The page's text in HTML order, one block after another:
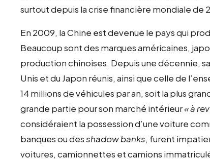
surtout depuis la crise financière mondiale de
En 2009, la Chine est devenue le pays qui
Beaucoup sont des marques américaines,
production chinoises. Depuis une décennie,
Unis et du Japon réunis, ainsi que celle de
14 millions de véhicules par an, soit la plus
grande partie pour son marché intérieur« à
considéraient la possession d’une voiture
banques ou desshadow banks, furent
voitures, camionnettes et camions